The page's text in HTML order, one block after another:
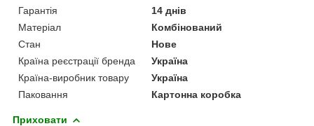
Гарантія
14 днів
Матеріал
Комбінований
Стан
Нове
Країна реєстрації бренда
Україна
Країна-виробник товару
Україна
Паковання
Картонна коробка
Приховати